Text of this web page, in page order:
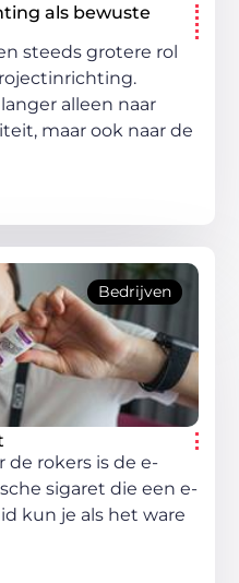
als bewuste
steeds grotere rol
alleen naar
maar ook naar de
Bedrijven
rokers is de e-
sigaret die een e-
kun je als het ware